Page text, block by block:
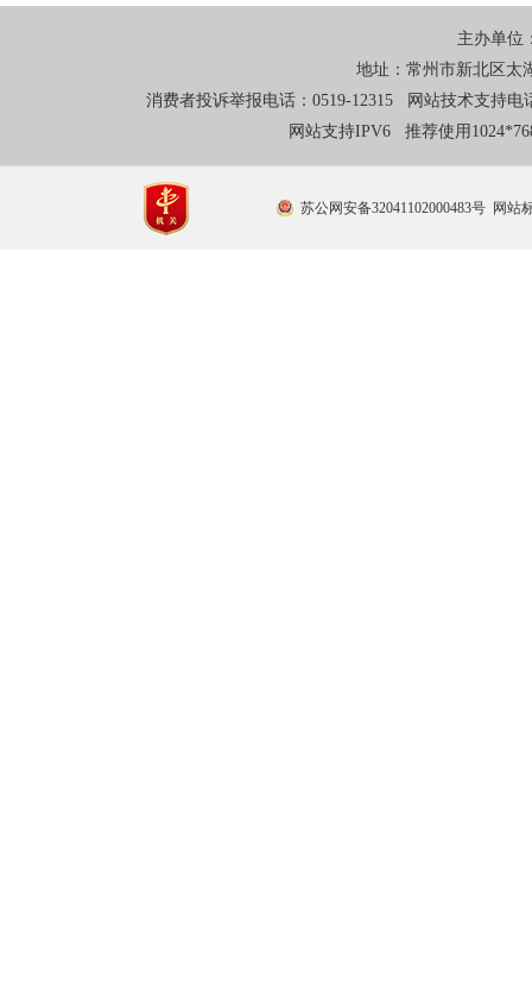
主办单位
地址：常州市新北区
消费者投诉举报电话：0519-12315 网站技术支持电
网站支持IPV6 推荐使用
苏公网安备32041102000483号 网站